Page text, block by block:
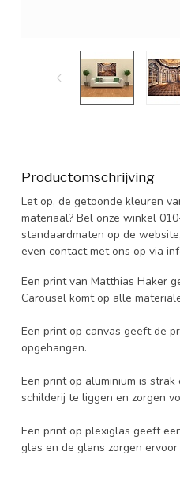
Productomschrijving
Let op, de getoonde kleuren
materiaal? Bel onze winkel
standaardmaten op de
even contact met ons op via
Een print van Matthias Haker
Carousel komt op alle
Een print op canvas geeft de
opgehangen.
Een print op aluminium is
schilderij te liggen en zorgen
Een print op plexiglas geeft
glas en de glans zorgen